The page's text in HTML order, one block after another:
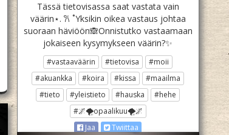
Tässä tietovisassa saat vastata vain
väärin⋆. 𐙚 ˚Yksikin oikea vastaus johtaa
suoraan häviöön🙈Onnistutko vastaamaan
jokaiseen kysymykseen väärin?✨
#vastaaväärin #tietovisa
#moii
#akuankka
#koira #kissa
#maailma
#tieto
#yleistieto #hauska
#hehe
#🌌🌪opaalikuu🌪🌌
Jaa
Twiittaa